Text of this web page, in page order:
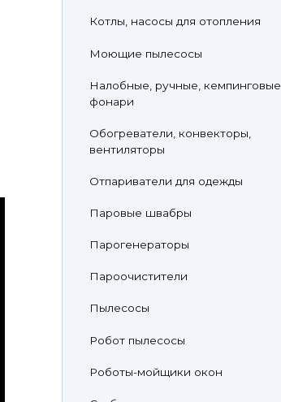
Котлы, насосы для отопления
Моющие пылесосы
Налобные, ручные, кемпинговые
фонари
Обогреватели, конвекторы,
вентиляторы
Отпариватели для одежды
Паровые швабры
Парогенераторы
Пароочистители
Пылесосы
Робот пылесосы
Роботы-мойщики окон